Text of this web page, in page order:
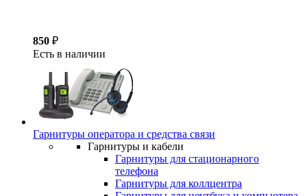
850 ₽
Есть в наличии
Гарнитуры оператора и средства связи
Гарнитуры и кабели
Гарнитуры для стационарного
телефона
Гарнитуры для коллцентра